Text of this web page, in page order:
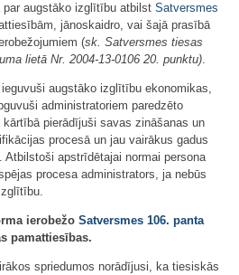
augstāko izglītību atbilst Satversmes
jānoskaidro, vai šajā prasībā
(sk. Satversmes tiesas
lietā Nr. 2004-13-0106 20. punktu).
augstāko izglītību ekonomikas,
administratoriem paredzēto
pierādījuši savas zināšanas un
procesā un jau vairākus gadus
Atbilstoši apstrīdētajai normai persona
procesa administrators, ja nebūs
ierobežo Satversmes 106. panta
pamattiesības.
spriedumos norādījusi, ka tiesiskās